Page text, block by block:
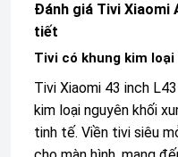
Đánh giá Tivi Xiaomi
tiết
Tivi có khung kim
Tivi Xiaomi 43 inch
kim loại nguyên khối
tinh tế. Viền tivi siêu